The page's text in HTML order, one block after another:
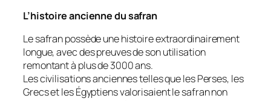
L’histoire ancienne du safran
Le safran possède une histoire extraordinairement
longue, avec des preuves de son utilisation
remontant à plus de 3000 ans.
Les civilisations anciennes telles que les Perses, les
Grecs et les Égyptiens valorisaient le safran non